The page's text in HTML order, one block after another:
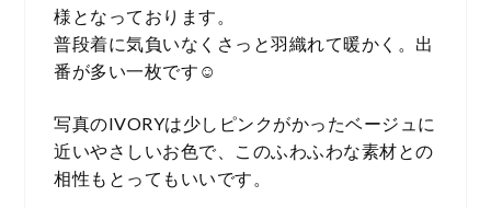
様となっております。
普段着に気負いなくさっと羽織れて暖かく。出
番が多い一枚です☺︎
写真のIVORYは少しピンクがかったベージュに
近いやさしいお色で、このふわふわな素材との
相性もとってもいいです。